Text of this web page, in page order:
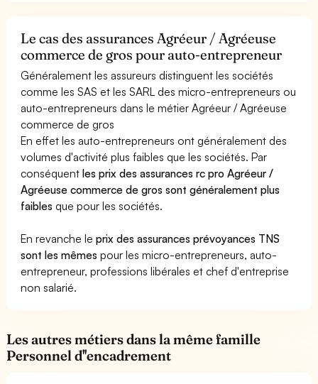
Le cas des assurances Agréeur / Agréeuse
commerce de gros pour auto-entrepreneur
Généralement les assureurs distinguent les sociétés
comme les SAS et les SARL des micro-entrepreneurs ou
auto-entrepreneurs dans le métier Agréeur / Agréeuse
commerce de gros
En effet les auto-entrepreneurs ont généralement des
volumes d'activité plus faibles que les sociétés. Par
conséquentles prix des assurances rc pro Agréeur /
Agréeuse commerce de gros sont généralement plus
faibles que pour les sociétés.
En revanche leprix des assurances prévoyances TNS
sont les mêmes pour les micro-entrepreneurs, auto-
entrepreneur, professions libérales et chef d'entreprise
non salarié.
Les autres métiers dans la même famille
Personnel d''encadrement